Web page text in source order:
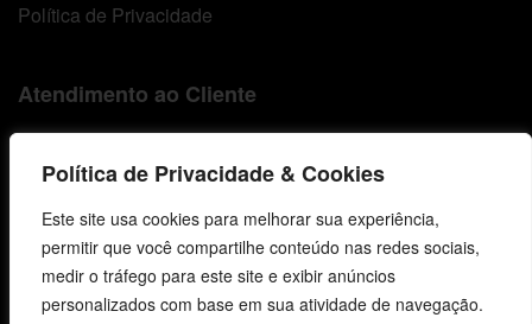
Política de Privacidade & Cookies
Este site usa cookies para melhorar sua experiência,
permitir que você compartilhe conteúdo nas redes sociais,
medir o tráfego para este site e exibir anúncios
personalizados com base em sua atividade de navegação.
Política de Privacidade
Atendimento ao Cliente
Carrinho
Lista de Desejos